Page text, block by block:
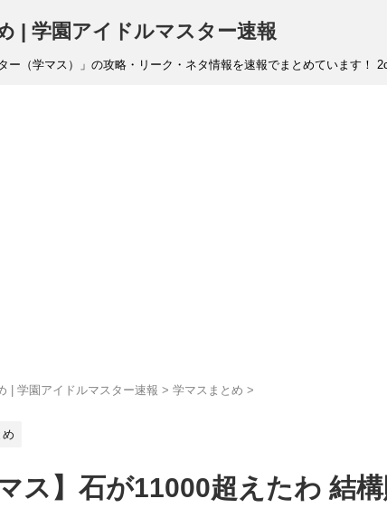
| 学園アイドルマスター速報
ー（学マス）」の攻略・リーク・ネタ情報を速報でまとめています！
| 学園アイドルマスター速報 > 学マスまとめ >
マス】石が11000超えたわ 結